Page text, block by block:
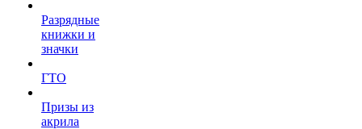
Разрядные
книжки и
значки
ГТО
Призы из
акрила